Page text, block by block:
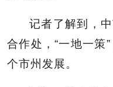
记者了解到，
合作处，“一地一策
个市州发展。